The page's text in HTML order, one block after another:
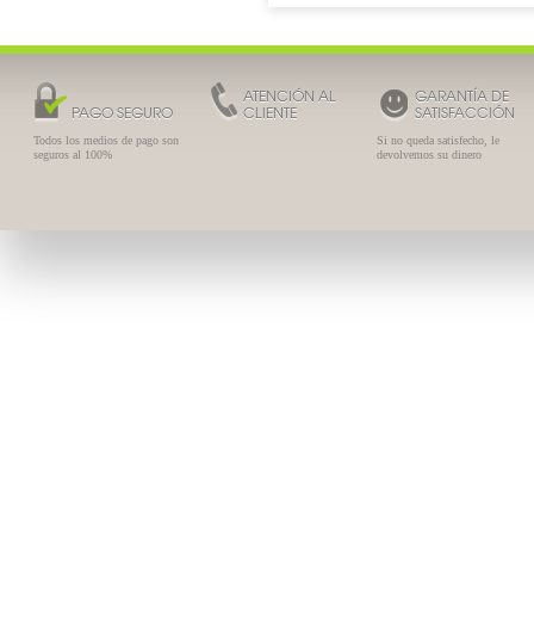
PAGO SEGURO
Todos los medios de pago son
seguros al 100%
ATENCIÓN AL
CLIENTE
GARANTÍA DE
SATISFACCIÓN
Si no queda satisfecho, le
devolvemos su dinero